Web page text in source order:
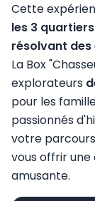
Cette
les 3
résolvant
La Box
explorateurs
pour les
passionnés
votre
vous offrir
amusante.